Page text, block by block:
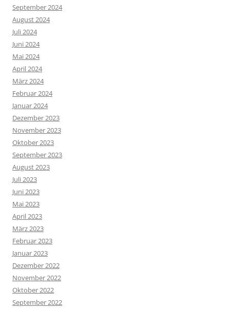
September 2024
August 2024
Juli 2024
Juni 2024
Mai 2024
April 2024
März 2024
Februar 2024
Januar 2024
Dezember 2023
November 2023
Oktober 2023
September 2023
August 2023
Juli 2023
Juni 2023
Mai 2023
April 2023
März 2023
Februar 2023
Januar 2023
Dezember 2022
November 2022
Oktober 2022
September 2022